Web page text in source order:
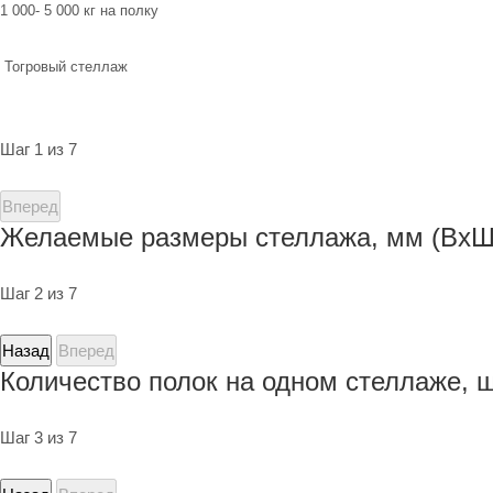
1 000- 5 000 кг на полку
Тогровый стеллаж
Шаг 1 из 7
Вперед
Желаемые размеры стеллажа, мм
Шаг 2 из 7
Назад Вперед
Количество полок на одном стеллаже,
Шаг 3 из 7